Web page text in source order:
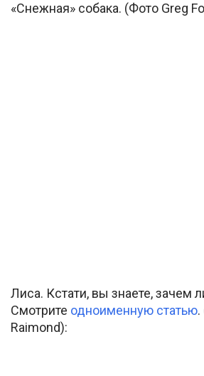
«Снежная» собака. (Фото Greg
Лиса. Кстати, вы знаете, зачем
Смотрите одноименную статью
Raimond):